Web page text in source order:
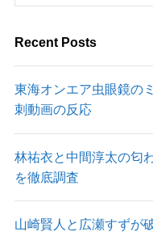
Recent Posts
東海オンエア虫眼鏡の
刺動画の反応
林祐衣と中間淳太の匂
を徹底調査
山崎賢人と広瀬すずが